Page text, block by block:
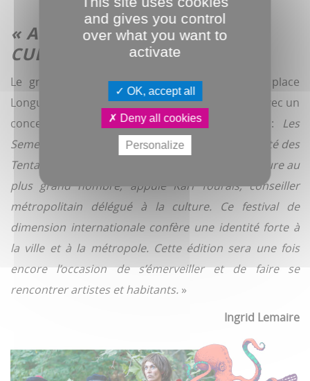
« ACCÈS IMMÉDIAT À LA
CULTURE »
Le grand rendez-vous du samedi soir, à 23h place
Longueville, sera orchestré par Les Mélangeurs avec un
concert tout en percussions et pyrotechnie : Les
Semeurs de temps et les Orgues à feu
La gratuité des
Tentaculaires permet un accès immédiat à la culture au
plus grand nombre, appuie Karl Tourais, conseiller
métropolitain délégué à la culture. Ce festival de
dimension internationale confère une identité forte à
la ville et à la métropole. Cette édition sera une fois
encore l’occasion de s’émerveiller et de faire se
rencontrer artistes et habitants. »
Ingrid Lemaire
and gives you control
over what you want to
activate
OK, accept all
Deny all cookies
Personalize